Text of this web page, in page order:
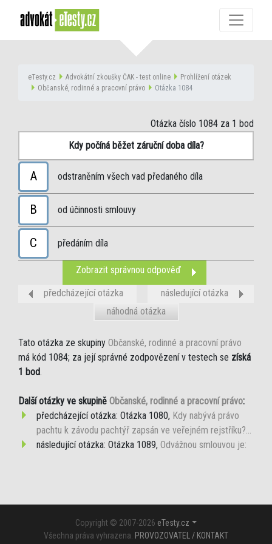
eTesty.cz Advokátní zkoušky ČAK - test online
Prohlížení otázek
Občanské, rodinné a pracovní právo
Otázka 1084
Otázka číslo 1084 za 1 bod
Kdy počíná běžet záruční doba díla?
A odstraněním všech vad předaného díla
B od účinnosti smlouvy
C předáním díla
Zobrazit správnou odpověď
předcházející otázka
následující otázka
náhodná otázka
Tato otázka ze skupiny Občanské, rodinné a pracovní právo
má kód 1084; za její správné zodpovězení v testech se získá
1 bod.
Další otázky ve skupině Občanské, rodinné a pracovní právo:
předcházející otázka: Otázka 1080, Kdy nabývá právo
pachtu k závodu pachtýř zapsán ve veřejném rejstříku?...
následující otázka: Otázka 1089, Odvážnou smlouvou je:
Copyright © 2007-2026 eTesty.cz
Všechna práva vyhrazena. PROVOZOVATEL / KONTAKT